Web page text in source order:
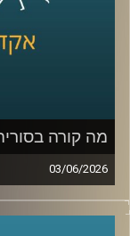
אז מה זה בכלל
למה אנשים
אירועים
לא רק מנבאות את
כדי להבין את
מאוניברסיטת
ואמינות מידע,
החיזוי
מה קורה
03/06/2026
מה בעצם קורה
מי שולט שם? מי